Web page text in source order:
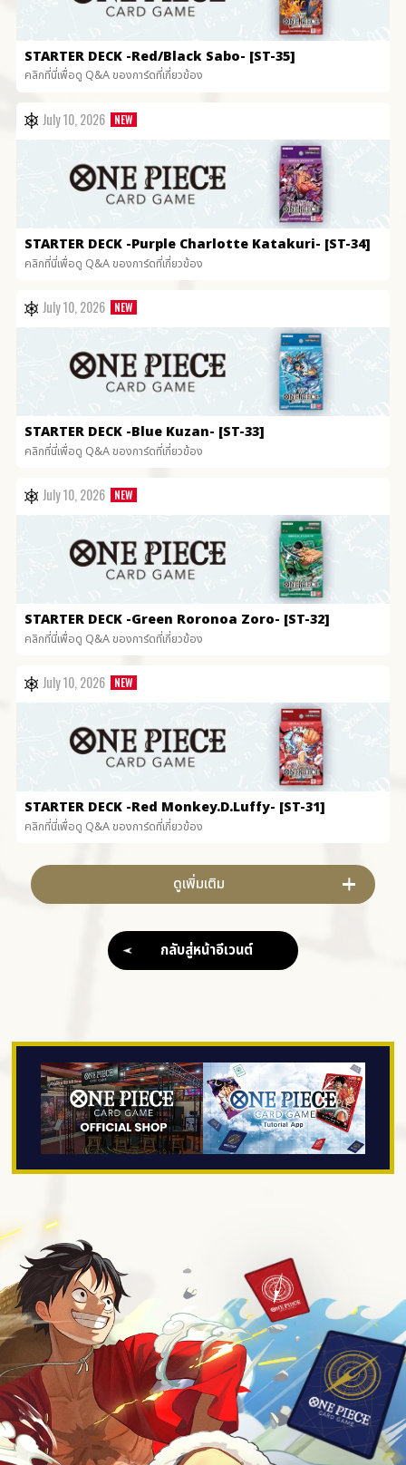
STARTER DECK -Red/Black Sabo- [ST-35]
คลิกที่นี่เพื่อดู Q&A ของการ์ดที่เกี่ยวข้อง
July 10, 2026
STARTER DECK -Purple Charlotte Katakuri- [ST-34]
คลิกที่นี่เพื่อดู Q&A ของการ์ดที่เกี่ยวข้อง
July 10, 2026
STARTER DECK -Blue Kuzan- [ST-33]
คลิกที่นี่เพื่อดู Q&A ของการ์ดที่เกี่ยวข้อง
July 10, 2026
STARTER DECK -Green Roronoa Zoro- [ST-32]
คลิกที่นี่เพื่อดู Q&A ของการ์ดที่เกี่ยวข้อง
July 10, 2026
STARTER DECK -Red Monkey.D.Luffy- [ST-31]
คลิกที่นี่เพื่อดู Q&A ของการ์ดที่เกี่ยวข้อง
ดูเพิ่มเติม
กลับสู่หน้าอีเวนต์